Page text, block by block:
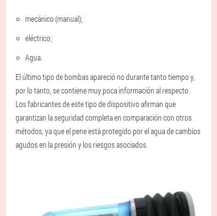
mecánico (manual);
eléctrico;
Agua.
El último tipo de bombas apareció no durante tanto tiempo y,
por lo tanto, se contiene muy poca información al respecto.
Los fabricantes de este tipo de dispositivo afirman que
garantizan la seguridad completa en comparación con otros
métodos, ya que el pene está protegido por el agua de cambios
agudos en la presión y los riesgos asociados.